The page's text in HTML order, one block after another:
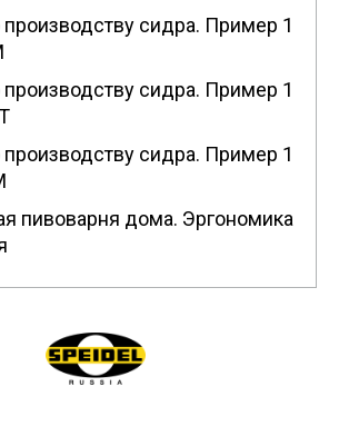
сидра. Пример 1
сидра. Пример 1
сидра. Пример 1
пивоварня дома. Эргономика